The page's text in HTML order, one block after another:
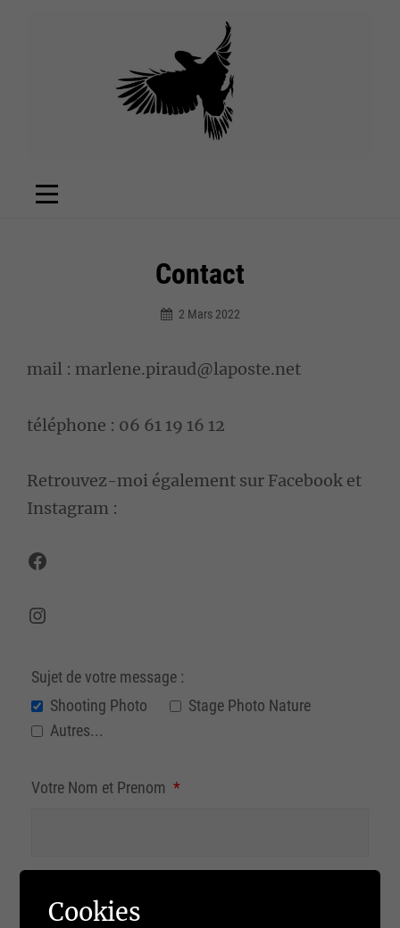
Contact
2 Mars 2022
mail : marlene.piraud@laposte.net
téléphone : 06 61 19 16 12
Retrouvez-moi également sur Facebook et
Instagram :
Facebook
Instagram
Sujet de votre message :
Shooting Photo
Stage Photo Nature
Autres...
Votre Nom et Prenom
Votre E-mail
Cookies